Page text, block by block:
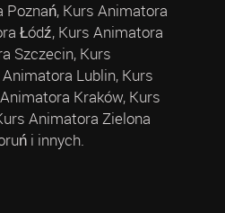
Poznań, Kurs Animatora
Łódź, Kurs Animatora
Szczecin, Kurs
Lublin, Kurs
Kraków, Kurs
Animatora Zielona
i innych.